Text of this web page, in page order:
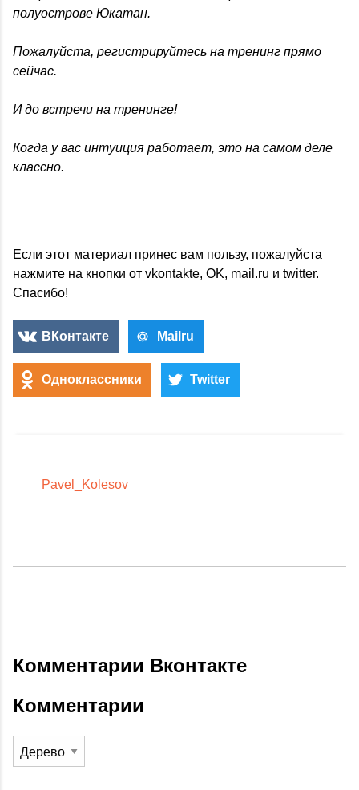
полуострове Юкатан.
Пожалуйста, регистрируйтесь на тренинг прямо
сейчас.
И до встречи на тренинге!
Когда у вас интуиция работает, это на самом деле
классно.
Если этот материал принес вам пользу, пожалуйста
нажмите на кнопки от vkontakte, OK, mail.ru и twitter.
Спасибо!
ВКонтакте Mailru
Одноклассники Twitter
Pavel_Kolesov
Комментарии Вконтакте
Комментарии